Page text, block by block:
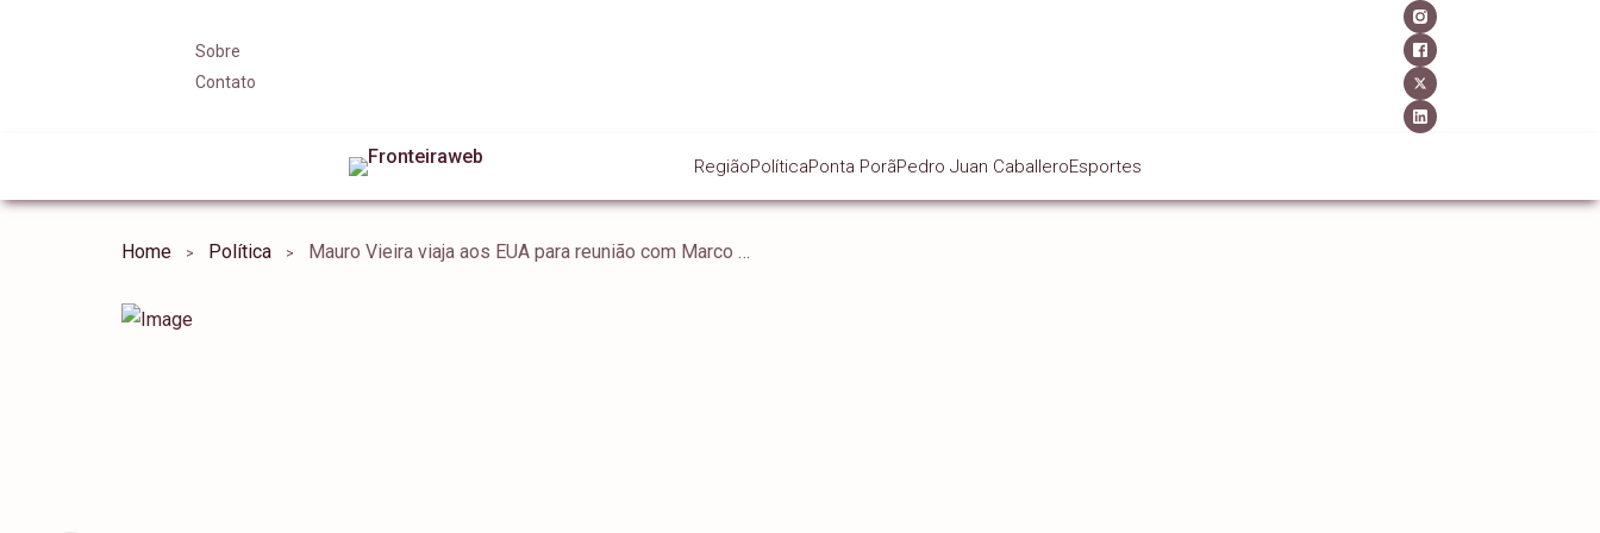
Sobre
Contato
RegiãoPolíticaPonta PorãPedro Juan CaballeroEsportes
Home Política Mauro Vieira viaja aos EUA para reunião com Marco Rubio